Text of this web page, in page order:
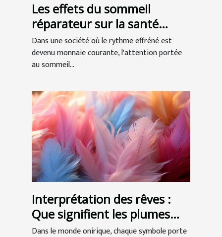
Les effets du sommeil
réparateur sur la santé
globale
Dans une société où le rythme effréné est
devenu monnaie courante, l'attention portée
au sommeil...
Interprétation des rêves :
Que signifient les plumes
dans nos songes ?
Dans le monde onirique, chaque symbole porte